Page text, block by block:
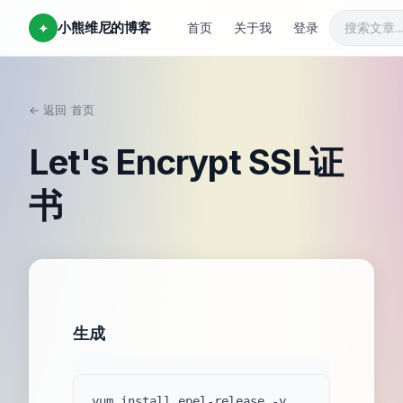
✦ 小熊维尼的博客 首页 关于我 登录
← 返回 首页
Let's Encrypt SSL证
书
生成